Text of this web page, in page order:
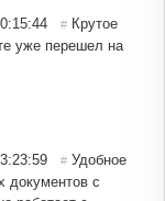
# Крутое
уже перешел на
# Удобное
документов с